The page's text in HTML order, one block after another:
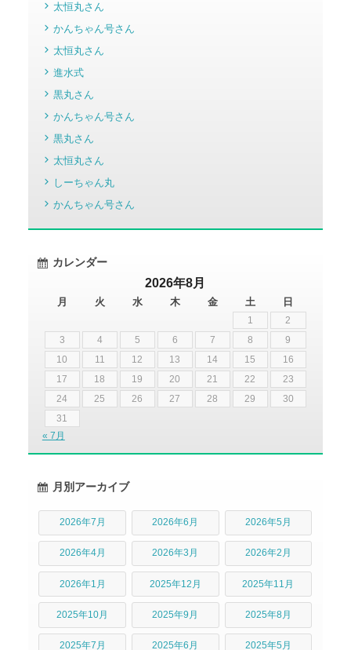
太恒丸さん
かんちゃん号さん
太恒丸さん
進水式
黒丸さん
かんちゃん号さん
黒丸さん
太恒丸さん
しーちゃん丸
かんちゃん号さん
カレンダー
2026年8月
月 火 水 木 金 土 日
1
2
3
4 5 6 7 8
9
10
11 12 13 14 15
16
17
18 19 20 21 22
23
24
25 26 27 28 29
30
31
« 7月
月別アーカイブ
2026年7月 2026年6月 2026年5月
2026年4月 2026年3月 2026年2月
2026年1月 2025年12月 2025年11月
2025年10月 2025年9月 2025年8月
2025年7月 2025年6月 2025年5月